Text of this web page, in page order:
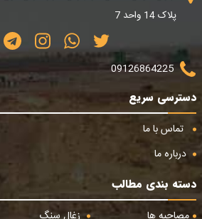
پلاک 14 واحد 7
09126864225
دسترسی سریع
تماس با ما
درباره ما
دسته بندی مطالب